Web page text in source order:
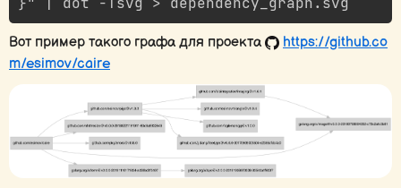
Вот пример такого графа для проекта
https://github.co
m/esimov/caire